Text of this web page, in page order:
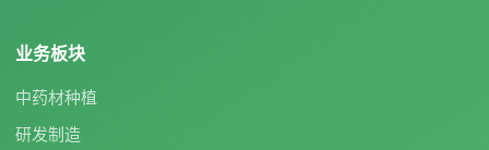
业务板块
中药材种植
研发制造